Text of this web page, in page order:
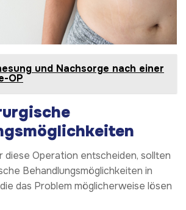
und Nachsorge nach einer
OP
diese Operation entscheiden, sollten
Behandlungsmöglichkeiten in
das Problem möglicherweise lösen